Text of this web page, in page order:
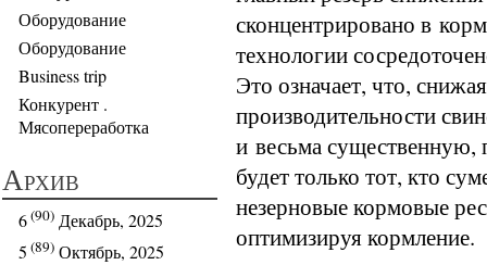
Оборудование
Оборудование
Business trip
Конкурент .
Мясопереработка
Архив
6(90) Декабрь, 2025
5 (89) Октябрь, 2025
сконцентрировано в
технологии
Это означает, что,
производительности
и весьма
будет только тот, кто
незерновые кормовые
оптимизируя кормление.